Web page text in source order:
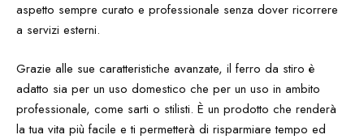
aspetto sempre curato e professionale senza dover ricorrere
a servizi esterni.
Grazie alle sue caratteristiche avanzate, il ferro da stiro è
adatto sia per un uso domestico che per un uso in ambito
professionale, come sarti o stilisti. È un prodotto che renderà
la tua vita più facile e ti permetterà di risparmiare tempo ed